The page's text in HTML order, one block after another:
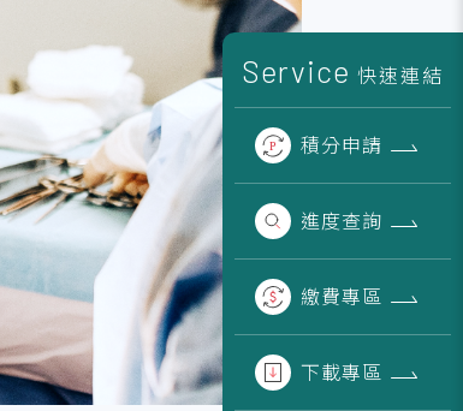
Service 快速連結
積分申請
進度查詢
繳費專區
下載專區